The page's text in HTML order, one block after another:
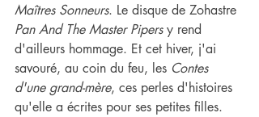
Maîtres Sonneurs. Le disque de Zohastre
Pan And The Master Pipers y rend
d'ailleurs hommage. Et cet hiver, j'ai
savouré, au coin du feu, les Contes
d'une grand-mère, ces perles d'histoires
qu'elle a écrites pour ses petites filles.